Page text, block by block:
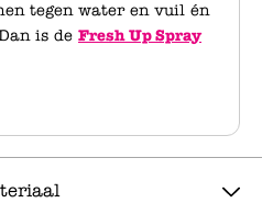
tegen water en vuil én
is de Fresh Up Spray